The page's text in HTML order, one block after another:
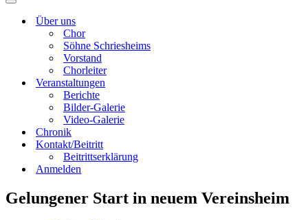
Navigationsmenü
Über uns
Chor
Söhne Schriesheims
Vorstand
Chorleiter
Veranstaltungen
Berichte
Bilder-Galerie
Video-Galerie
Chronik
Kontakt/Beitritt
Beitrittserklärung
Anmelden
Gelungener Start in neuem Vereinsheim